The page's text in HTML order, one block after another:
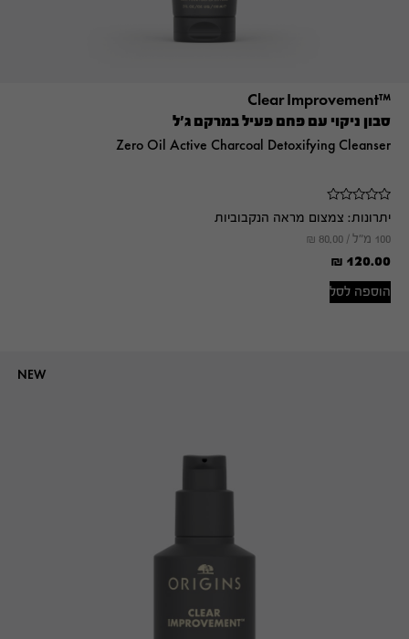
™Clear Improvement
סבון ניקוי עם פחם פעיל במרקם ג'ל
Zero Oil Active Charcoal Detoxifying Cleanser
יתרונות: צמצום מראה הנקבוביות
100 מ"ל / ₪ 80.00
₪ 120.00
הוספה לסל
NEW